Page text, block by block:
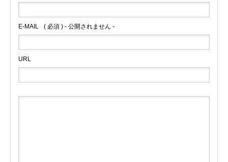
E-MAIL ( 必須 ) - 公開されません -
URL